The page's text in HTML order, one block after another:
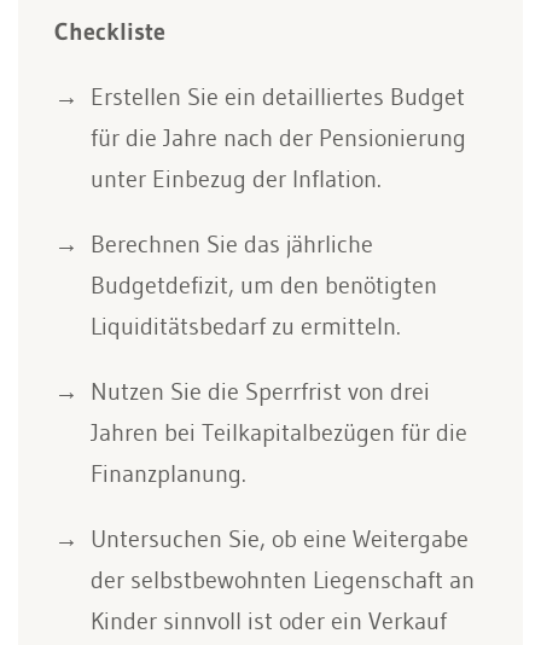
Checkliste
Erstellen Sie ein detailliertes Budget
für die Jahre nach der Pensionierung
unter Einbezug der Inflation.
Berechnen Sie das jährliche
Budgetdefizit, um den benötigten
Liquiditätsbedarf zu ermitteln.
Nutzen Sie die Sperrfrist von drei
Jahren bei Teilkapitalbezügen für die
Finanzplanung.
Untersuchen Sie, ob eine Weitergabe
der selbstbewohnten Liegenschaft an
Kinder sinnvoll ist oder ein Verkauf